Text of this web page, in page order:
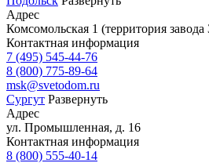
Адрес
Комсомольская 1 (территория завода
Контактная информация
7 (495) 545-44-76
8 (800) 775-89-64
msk@svetodom.ru
Сургут Развернуть
Адрес
ул. Промышленная, д. 16
Контактная информация
8 (800) 555-40-14